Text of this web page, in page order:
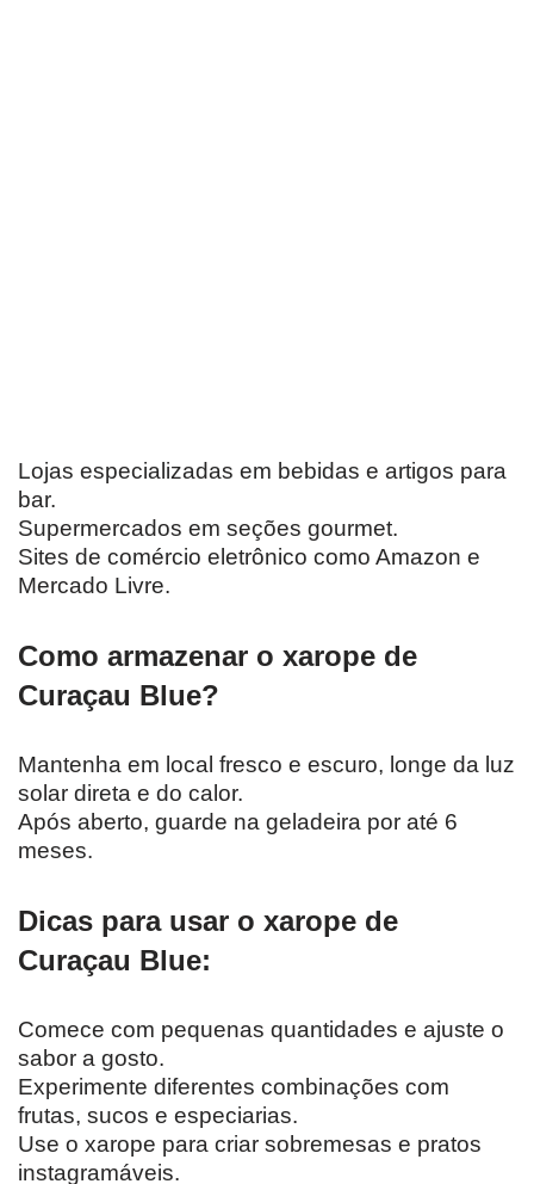
Lojas especializadas em bebidas e artigos para
bar.
Supermercados em seções gourmet.
Sites de comércio eletrônico como Amazon e
Mercado Livre.
Como armazenar o xarope de
Curaçau Blue?
Mantenha em local fresco e escuro, longe da luz
solar direta e do calor.
Após aberto, guarde na geladeira por até 6
meses.
Dicas para usar o xarope de
Curaçau Blue:
Comece com pequenas quantidades e ajuste o
sabor a gosto.
Experimente diferentes combinações com
frutas, sucos e especiarias.
Use o xarope para criar sobremesas e pratos
instagramáveis.